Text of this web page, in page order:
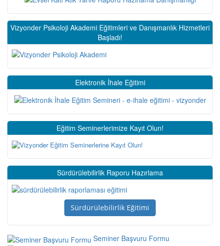
Vizyonder Psikoloji Akademi Eğitimleri ve Danışmanlık Hizmetleri
Başladı!
Elektronik İhale Eğitimi
Eğitim Seminerlerimize Kayıt Olun!
Sürdürülebilirlik Raporu Hazırlama
Sürdürülebilirlik Eğitimi
Seminer Başvuru Formu